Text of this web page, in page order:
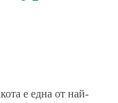
е една от най-